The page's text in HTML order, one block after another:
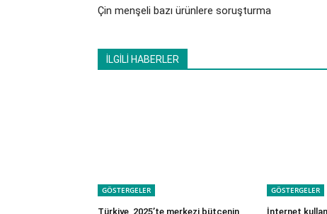
Çin menşeli bazı ürünlere soruşturma
İLGİLİ HABERLER
GÖSTERGELER
Türkiye, 2025’te merkezi bütçenin
GÖSTERGELER
İnternet